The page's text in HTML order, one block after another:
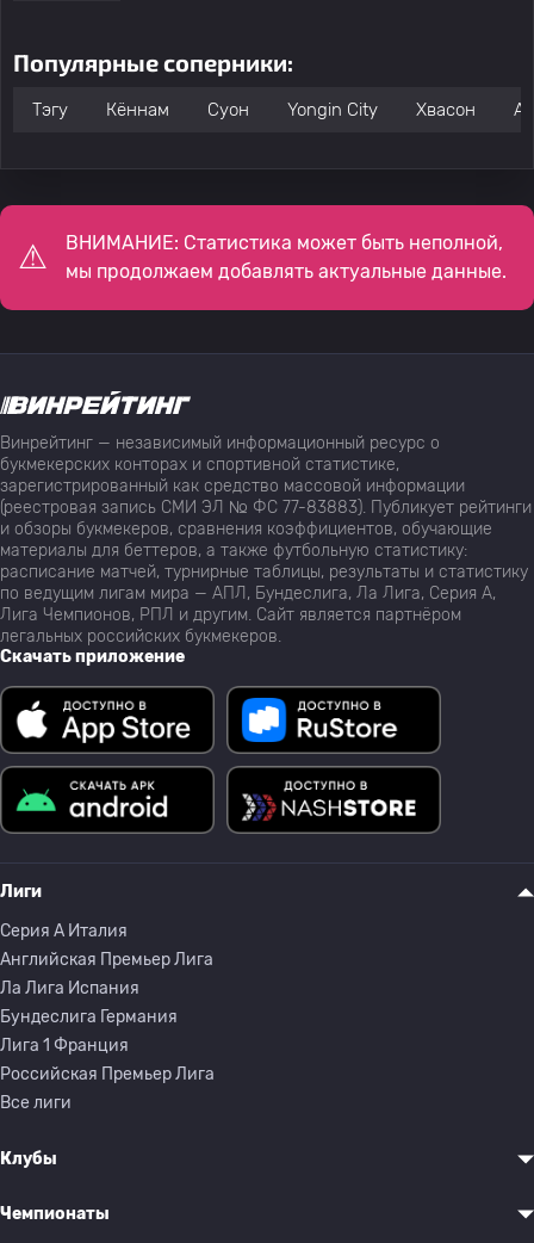
Популярные соперники:
Тэгу Кённам Суон Yongin City Хвасон
ВНИМАНИЕ: Статистика может быть неполной,
мы продолжаем добавлять актуальные данные.
Винрейтинг — независимый информационный ресурс о
букмекерских конторах и спортивной статистике,
зарегистрированный как средство массовой информации
(реестровая запись СМИ ЭЛ № ФС 77-83883). Публикует рейтинги
и обзоры букмекеров, сравнения коэффициентов, обучающие
материалы для беттеров, а также футбольную статистику:
расписание матчей, турнирные таблицы, результаты и статистику
по ведущим лигам мира — АПЛ, Бундеслига, Ла Лига, Серия А,
Лига Чемпионов, РПЛ и другим. Сайт является партнёром
легальных российских букмекеров.
Скачать приложение
Лиги
Серия A Италия
Английская Премьер Лига
Ла Лига Испания
Бундеслига Германия
Лига 1 Франция
Российская Премьер Лига
Все лиги
Клубы
Чемпионаты